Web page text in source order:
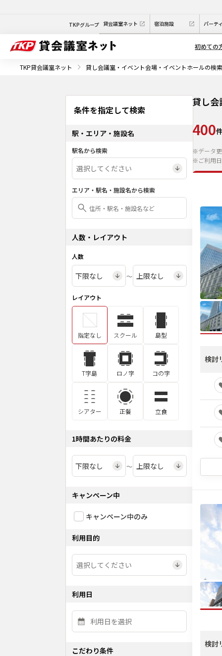
TKPグループ 貸会議室ネット 宿泊施設 パーテ
初めての
TKP貸会議室ネット 貸し会議室・イベント会場・イベントホールの検
条件を指定して検索
駅・エリア・施設名
駅名から検索
エリア・駅名・施設名から検索
人数・レイアウト
人数
〜
レイアウト
指定なし スクール 島型
T字島 ロノ字 コの字
シアター 正餐 立食
1時間あたりの料金
〜
キャンペーン中
キャンペーン中のみ
利用目的
利用日
こだわり条件
貸し会
400
※データ
※ご利用日
検討
検討